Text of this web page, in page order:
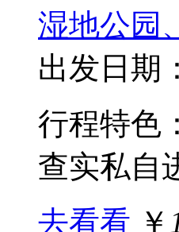
湿地公园
出发日期：
行程特色
查实私自
去看看 ￥